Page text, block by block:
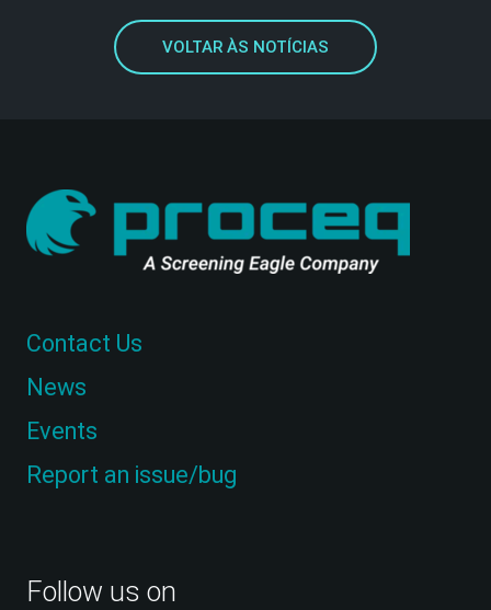
VOLTAR ÀS NOTÍCIAS
Follow us on
Contact Us
News
Events
Report an issue/bug